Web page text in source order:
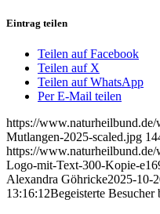
Eintrag teilen
Teilen auf Facebook
Teilen auf X
Teilen auf WhatsApp
Per E-Mail teilen
https://
Mutlangen-2025-scaled.jpg
https://
Logo-mit-Text-300-Kopie-
Alexandra Göhricke2025-10-
13:16:12Begeisterte